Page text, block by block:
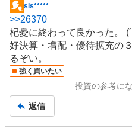
掲
示
板
記
事
sis*****
>>26370
杞憂に終わって良かった。
好決算・増配・優待拡充の
るぞい。
強く買いたい
投資の参考に
返信